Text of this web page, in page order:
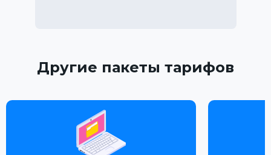
Другие пакеты тарифов